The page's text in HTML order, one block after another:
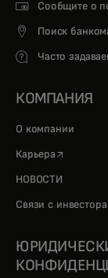
Сообщите о
Поиск
Часто
КОМПАНИЯ
О компании
Карьера opens in
НОВОСТИ
Связи с